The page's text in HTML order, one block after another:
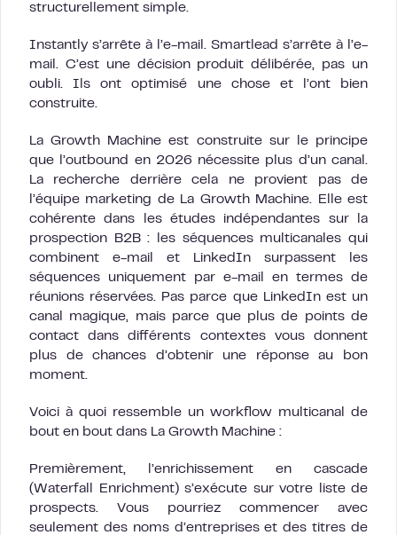
structurellement simple.
Instantly s’arrête à l’e-mail. Smartlead s’arrête à l’e-
mail. C’est une décision produit délibérée, pas un
oubli. Ils ont optimisé une chose et l’ont bien
construite.
La Growth Machine est construite sur le principe
que l’outbound en 2026 nécessite plus d’un canal.
La recherche derrière cela ne provient pas de
l’équipe marketing de La Growth Machine. Elle est
cohérente dans les études indépendantes sur la
prospection B2B : les séquences multicanales qui
combinent e-mail et LinkedIn surpassent les
séquences uniquement par e-mail en termes de
réunions réservées. Pas parce que LinkedIn est un
canal magique, mais parce que plus de points de
contact dans différents contextes vous donnent
plus de chances d’obtenir une réponse au bon
moment.
Voici à quoi ressemble un workflow multicanal de
bout en bout dans La Growth Machine :
Premièrement, l’enrichissement en cascade
(Waterfall Enrichment) s’exécute sur votre liste de
prospects. Vous pourriez commencer avec
seulement des noms d’entreprises et des titres de